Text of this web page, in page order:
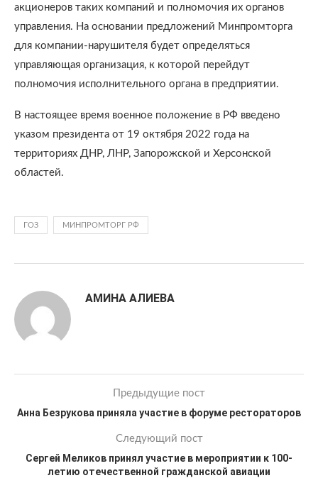
акционеров таких компаний и полномочия их органов
управления. На основании предложений Минпромторга
для компании-нарушителя будет определяться
управляющая организация, к которой перейдут
полномочия исполнительного органа в предприятии.
В настоящее время военное положение в РФ введено
указом президента от 19 октября 2022 года на
территориях ДНР, ЛНР, Запорожской и Херсонской
областей.
ГОЗ МИНПРОМТОРГ РФ
АМИНА АЛИЕВА
Предыдущие пост
Анна Безрукова приняла участие в форуме рестораторов
Следующий пост
Сергей Меликов принял участие в мероприятии к 100-
летию отечественной гражданской авиации